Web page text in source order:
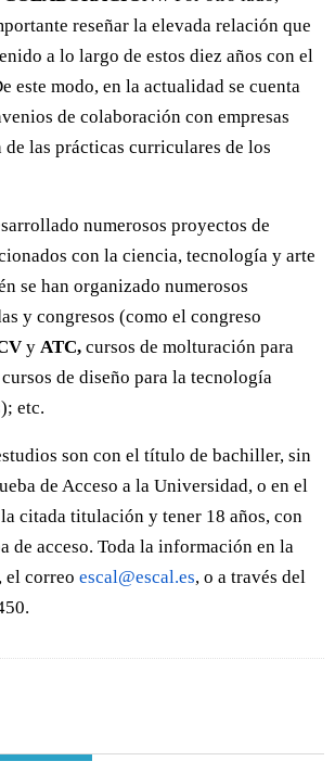
reseñar la elevada relación que
a lo largo de estos diez años con el
este modo, en la actualidad se cuenta
de colaboración con empresas
las prácticas curriculares de los
numerosos proyectos de
con la ciencia, tecnología y arte
se han organizado numerosos
y congresos (como el congreso
y ATC, cursos de molturación para
de diseño para la tecnología
etc.
son con el título de bachiller, sin
de Acceso a la Universidad, o en el
citada titulación y tener 18 años, con
de acceso. Toda la información en la
, el correo escal@escal.es, o a través del